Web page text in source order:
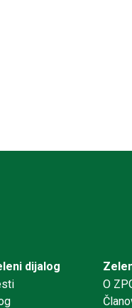
dijalog
O